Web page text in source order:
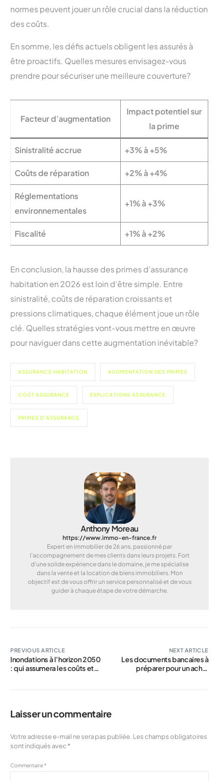
normes peuvent jouer un rôle crucial dans la réduction
des coûts.
En somme, les défis actuels obligent les assurés à
être proactifs. Quelles mesures envisagez-vous
prendre pour sécuriser une meilleure couverture?
Facteur d’augmentation
Impact potentiel sur
la prime
Sinistralité accrue +3% à +5%
Coûts de réparation +2% à +4%
Réglementations
environnementales
+1% à +3%
Fiscalité +1% à +2%
En conclusion, la hausse des primes d’assurance
habitation en 2026 est loin d’être simple. Entre
sinistralité, coûts de réparation croissants et
pressions climatiques, chaque élément joue un rôle
clé. Quelles stratégies vont-vous mettre en œuvre
pour naviguer dans cette augmentation inévitable?
ASSURANCE HABITATION AUGMENTATION DES PRIMES
COÛT ASSURANCE EXPLICATIONS ASSURANCE
PRIMES D'ASSURANCE
Anthony Moreau
https://www.immo-en-france.fr
Expert en immobilier de 26 ans, passionné par
l'accompagnement de mes clients dans leurs projets. Fort
d'une solide expérience dans le domaine, je me spécialise
dans la vente et la location de biens immobiliers. Mon
objectif est de vous offrir un service personnalisé et de vous
guider à chaque étape de votre démarche.
PREVIOUS ARTICLE
Inondations à l’horizon 2050
: qui assumera les coûts et
NEXT ARTICLE
Les documents bancaires à
préparer pour un achat
Laisser un commentaire
Votre adresse e-mail ne sera pas publiée. Les champs obligatoires
sont indiqués avec *
Commentaire*